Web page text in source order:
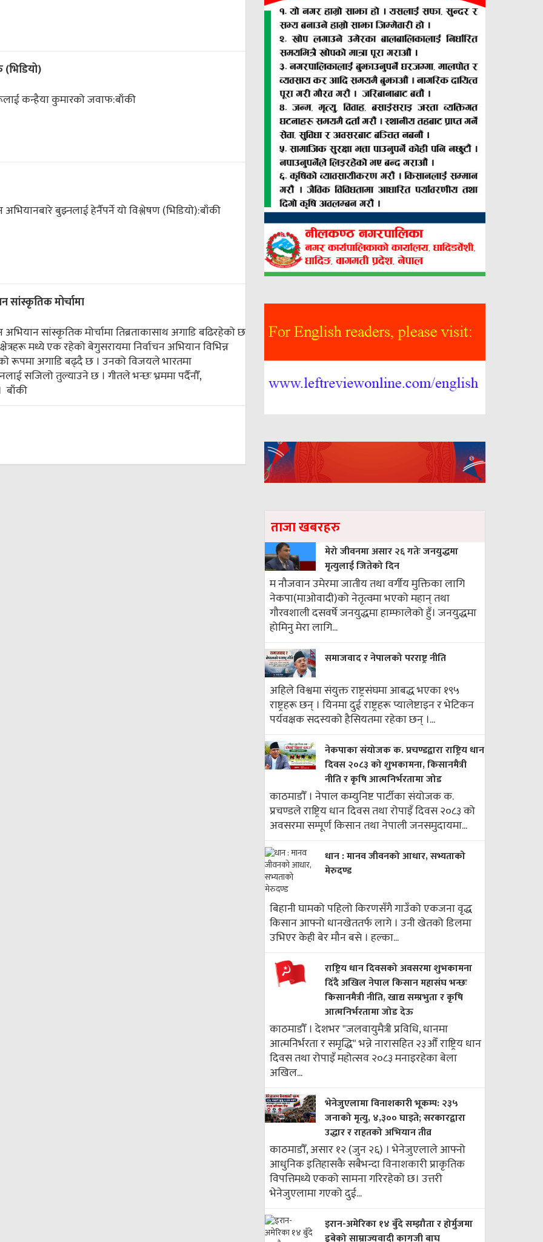
कन्हैया कुमारको जवाफ:बाँकी
बुझ्नलाई हेर्नैपर्ने यो विश्लेषण (भिडियो):बाँकी
सांस्कृतिक मोर्चामा
अभियान सांस्कृतिक मोर्चामा तिब्रताकासाथ अगाडि बढिरहेको छ
मध्ये एक रहेको बेगुसरायमा निर्वाचन अभियान विभिन्न
रूपमा अगाडि बढ्दै छ । उनको विजयले भारतमा
सजिलो तुल्याउने छ । गीतले भन्छः भ्रममा पर्दैनौँ,
बाँकी
ताजा खबरहरु
मेरो जीवनमा असार २६ गतेः जनयुद्धमा
मृत्युलाई जितेको दिन
म नौजवान उमेरमा जातीय तथा वर्गीय मुक्तिका लागि
नेकपा(माओवादी)को नेतृत्वमा भएको महान् तथा
गौरवशाली दसवर्षे जनयुद्धमा हाम्फालेको हुँ। जनयुद्धमा
होमिनु मेरा लागि...
समाजवाद र नेपालको परराष्ट्र नीति
अहिले विश्वमा संयुक्त राष्ट्रसंघमा आबद्ध भएका १९५
राष्ट्रहरू छन् । यिनमा दुई राष्ट्रहरू प्यालेष्टाइन र भेटिकन
पर्यवक्षक सदस्यको हैसियतमा रहेका छन् ।...
नेकपाका संयोजक क. प्रचण्डद्वारा राष्ट्रिय धान
दिवस २०८३ को शुभकामना, किसानमैत्री
नीति र कृषि आत्मनिर्भरतामा जोड
काठमाडौँ । नेपाल कम्युनिष्ट पार्टीका संयोजक क.
प्रचण्डले राष्ट्रिय धान दिवस तथा रोपाइँ दिवस २०८३ को
अवसरमा सम्पूर्ण किसान तथा नेपाली जनसमुदायमा...
धान : मानव जीवनको आधार, सभ्यताको
मेरुदण्ड
बिहानी घामको पहिलो किरणसँगै गाउँको एकजना वृद्ध
किसान आफ्नो धानखेततर्फ लागे । उनी खेतको डिलमा
उभिएर केही बेर मौन बसे । हल्का...
राष्ट्रिय धान दिवसको अवसरमा शुभकामना
दिँदै अखिल नेपाल किसान महासंघ भन्छः
किसानमैत्री नीति, खाद्य सम्प्रभुता र कृषि
आत्मनिर्भरतामा जोड देऊ
काठमाडौँ । देशभर "जलवायुमैत्री प्रविधि, धानमा
आत्मनिर्भरता र समृद्धि" भन्ने नारासहित २३औँ राष्ट्रिय धान
दिवस तथा रोपाइँ महोत्सव २०८३ मनाइरहेका बेला
अखिल...
भेनेजुएलामा विनाशकारी भूकम्प: २३५
जनाको मृत्यु, ४,३०० घाइते; सरकारद्वारा
उद्धार र राहतको अभियान तीव्र
काठमाडौँ, असार १२ (जुन २६) । भेनेजुएलाले आफ्नो
आधुनिक इतिहासकै सबैभन्दा विनाशकारी प्राकृतिक
विपत्तिमध्ये एकको सामना गरिरहेको छ। उत्तरी
भेनेजुएलामा गएको दुई...
इरान-अमेरिका १४ बुँदे सम्झौता र होर्मुजमा
डुबेको साम्राज्यवादी कागजी बाघ